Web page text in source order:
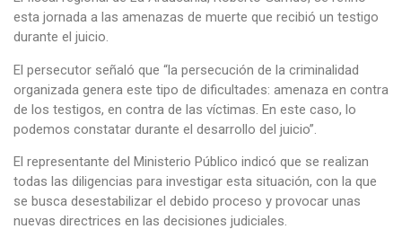
esta jornada a las amenazas de muerte que recibió un testigo
durante el juicio.
El persecutor señaló que “la persecución de la criminalidad
organizada genera este tipo de dificultades: amenaza en contra
de los testigos, en contra de las víctimas. En este caso, lo
podemos constatar durante el desarrollo del juicio”.
El representante del Ministerio Público indicó que se realizan
todas las diligencias para investigar esta situación, con la que
se busca desestabilizar el debido proceso y provocar unas
nuevas directrices en las decisiones judiciales.